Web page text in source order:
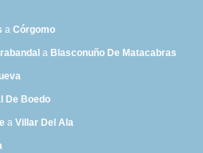
aCórgomo
a Blasconuño De Matacabras
De Boedo
aVillar Del Ala